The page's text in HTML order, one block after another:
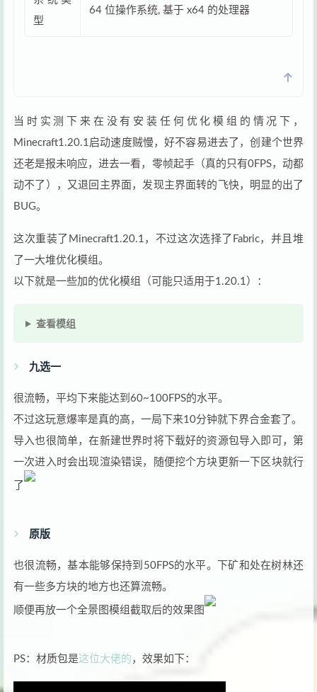
型
64 位操作系统, 基于 x64 的处理器
当时实测下来在没有安装任何优化模组的情况下，
Minecraft1.20.1启动速度贼慢，好不容易进去了，创建个世界
还老是报未响应，进去一看，零帧起手（真的只有0FPS，动都
动不了），又退回主界面，发现主界面转的飞快，明显的出了
BUG。
这次重装了Minecraft1.20.1，不过这次选择了Fabric，并且堆
了一大堆优化模组。
以下就是一些加的优化模组（可能只适用于1.20.1）：
查看模组
九选一
很流畅，平均下来能达到60~100FPS的水平。
不过这玩意爆率是真的高，一局下来10分钟就下界合金套了。
导入也很简单，在新建世界时将下载好的资源包导入即可，第
一次进入时会出现渲染错误，随便挖个方块更新一下区块就行
了
原版
也很流畅，基本能够保持到50FPS的水平。下矿和处在树林还
有一些多方块的地方也还算流畅。
顺便再放一个全景图模组截取后的效果图
PS：材质包是这位大佬的 ，效果如下：